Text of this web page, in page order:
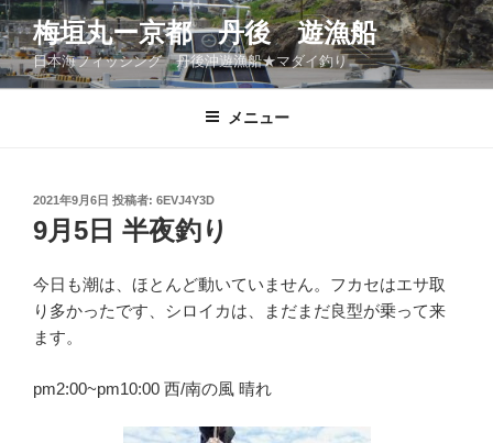
コ
ン
テ
ン
梅垣丸ー京都 丹後 遊漁船
日本海フィッシング 丹後沖遊漁船★マダイ釣り
メニュー
投
稿
日:
2021年9月6日 投稿者: 6EVJ4Y3D
9月5日 半夜釣り
今日も潮は、ほとんど動いていません。フカセはエサ取
り多かったです、シロイカは、まだまだ良型が乗って来
ます。
pm2:00~pm10:00 西/南の風 晴れ